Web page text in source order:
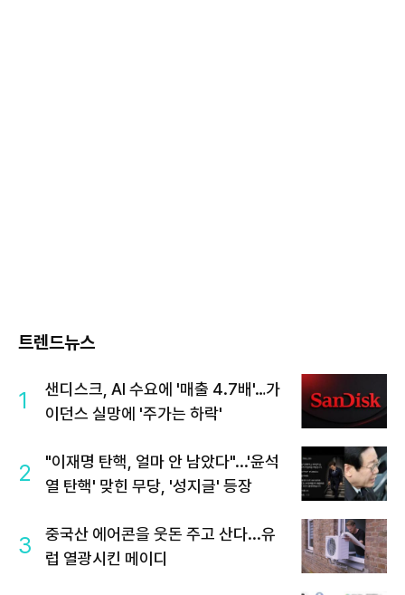
트렌드뉴스
1
샌디스크, AI 수요에 '매출 4.7배'…가
이던스 실망에 '주가는 하락'
2
"이재명 탄핵, 얼마 안 남았다"...'윤석
열 탄핵' 맞힌 무당, '성지글' 등장
3
중국산 에어콘을 웃돈 주고 산다...유
럽 열광시킨 메이디